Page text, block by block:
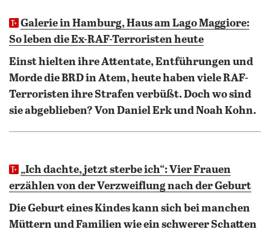
Galerie in Hamburg, Haus am Lago Maggiore:
So leben die Ex-RAF-Terroristen heute
Einst hielten ihre Attentate, Entführungen und
Morde die BRD in Atem, heute haben viele RAF-
Terroristen ihre Strafen verbüßt. Doch wo sind
sie abgeblieben? Von Daniel Erk und Noah Kohn.
„Ich dachte, jetzt sterbe ich“: Vier Frauen
erzählen von der Verzweiflung nach der Geburt
Die Geburt eines Kindes kann sich bei manchen
Müttern und Familien wie ein schwerer Schatten